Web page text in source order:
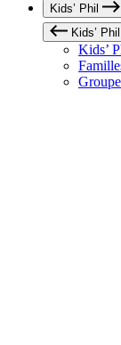
Kids’ Phil
Kids’ Phil
Kids’